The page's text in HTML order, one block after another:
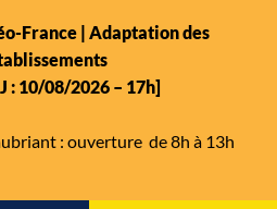
France | Adaptation des
10/08/2026 – 17h]
: ouverture de 8h à 13h